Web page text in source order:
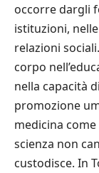
occorre dargli
istituzioni,
relazioni
corpo
nella capacità
promozione
medicina
scienza non
custodisce. In